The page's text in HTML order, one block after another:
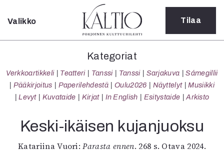
Sulje
Kategoriat
Verkkoartikkeli
Teatteri
Tanssi
Sarjakuva
Sámegillii
Pääkirjoitus
Valikko Tilaa
Kategoriat
Verkkoartikkeli Teatteri Tanssi Tanssi Sarjakuva
Sámegillii
Pääkirjoitus
Paperilehdestä Oulu2026 Näyttelyt
Musiikki
Levyt
Kuvataide Kirjat In English Esitystaide Arkisto
Keski-ikäisen kujanjuoksu
Katariina Vuori:Parasta ennen. 268 s. Otava 2024.